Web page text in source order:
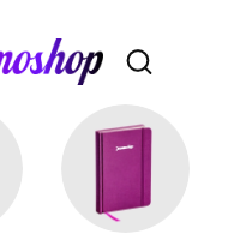
Otwórz